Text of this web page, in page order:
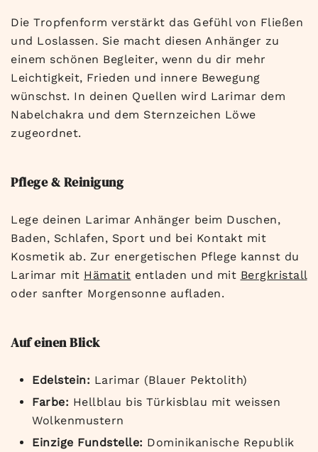
Die Tropfenform verstärkt das Gefühl von Fließen
und Loslassen. Sie macht diesen Anhänger zu
einem schönen Begleiter, wenn du dir mehr
Leichtigkeit, Frieden und innere Bewegung
wünschst. In deinen Quellen wird Larimar dem
Nabelchakra und dem Sternzeichen Löwe
zugeordnet.
Pflege & Reinigung
Lege deinen Larimar Anhänger beim Duschen,
Baden, Schlafen, Sport und bei Kontakt mit
Kosmetik ab. Zur energetischen Pflege kannst du
Larimar mit Hämatit entladen und mit Bergkristall
oder sanfter Morgensonne aufladen.
Auf einen Blick
Edelstein: Larimar (Blauer Pektolith)
Farbe: Hellblau bis Türkisblau mit weissen
Wolkenmustern
Einzige Fundstelle: Dominikanische Republik